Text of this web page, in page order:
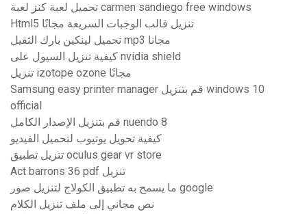
تحميل لعبة كنز لعبة carmen sandiego free windows
Html5 تنزيل قالب الوجبات السريعة مجانًا
تحميل لينكين بارك الثقيل mp3 مجانا
كيفية تنزيل السيول على nvidia shield
تنزيل izotope ozone مجانًا
Samsung easy printer manager قم بتنزيل windows 10
official
قم بتنزيل الإصدار الكامل nuendo 8
كيفية تحويل يوتيوب لتحميل الفيديو
تنزيل تطبيق oculus gear vr store
Act barrons 36 pdf تنزيل
ما يسمح به تطبيق الكولاج لتنزيل صور google
نص مجاني إلى ملف تنزيل الكلام